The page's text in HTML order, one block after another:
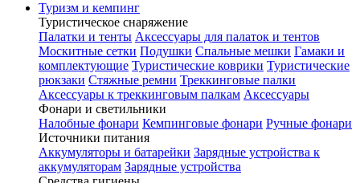
Туризм и кемпинг
Туристическое снаряжение
Палатки и тенты Аксессуары для палаток и тентов
Москитные сетки Подушки Спальные мешки Гамаки и
комплектующие Туристические коврики Туристические
рюкзаки Стяжные ремни Треккинговые палки
Аксессуары к треккинговым палкам Аксессуары
Фонари и светильники
Налобные фонари Кемпинговые фонари Ручные фонари
Источники питания
Аккумуляторы и батарейки Зарядные устройства к
аккумуляторам Зарядные устройства